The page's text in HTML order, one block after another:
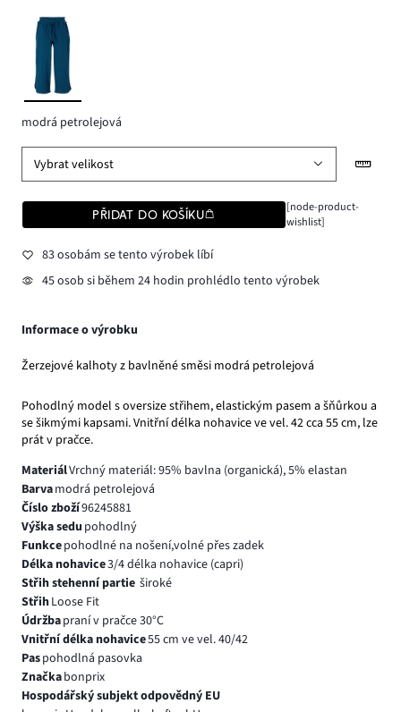
modrá petrolejová
Vybrat velikost
PŘIDAT DO KOŠÍKU
[node-product-
wishlist]
83 osobám se tento výrobek líbí
45 osob si během 24 hodin prohlédlo tento výrobek
Informace o výrobku
Žerzejové kalhoty z bavlněné směsi modrá petrolejová
Pohodlný model s oversize střihem, elastickým pasem a šňůrkou a
se šikmými kapsami. Vnitřní délka nohavice ve vel. 42 cca 55 cm, lze
prát v pračce.
MateriálVrchný materiál: 95% bavlna (organická), 5% elastan
Barvamodrá petrolejová
Číslo zboží96245881
Výška sedu pohodlný
Funkcepohodlné na nošení,volné přes zadek
Délka nohavice3/4 délka nohavice (capri)
Střih stehenní partie široké
StřihLoose Fit
Údržbapraní v pračce 30°C
Vnitřní délka nohavice55 cm ve vel. 40/42
Paspohodlná pasovka
Značkabonprix
Hospodářský subjekt odpovědný EU